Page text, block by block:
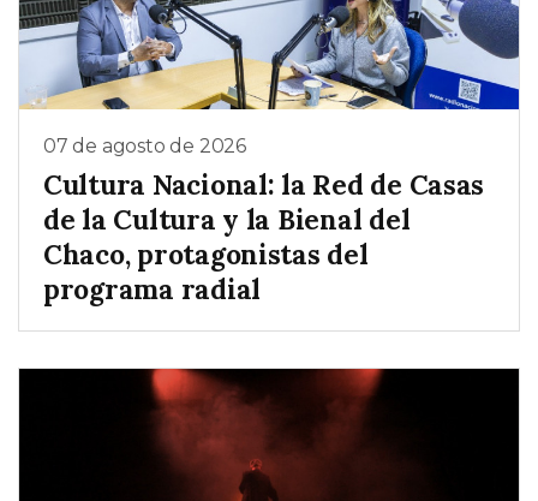
07 de agosto de 2026
Cultura Nacional: la Red de Casas
de la Cultura y la Bienal del
Chaco, protagonistas del
programa radial